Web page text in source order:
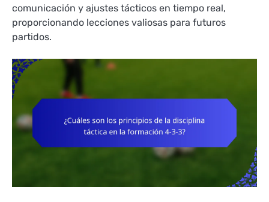
comunicación y ajustes tácticos en tiempo real,
proporcionando lecciones valiosas para futuros
partidos.